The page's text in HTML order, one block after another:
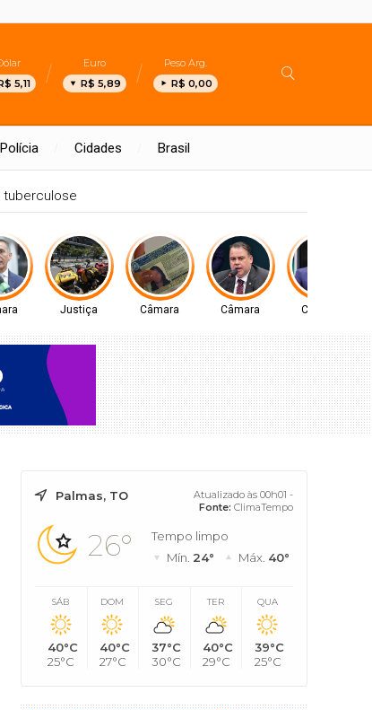
5,11
Euro
R$ 5,89
Peso Arg.
R$ 0,00
Polícia Cidades Brasil
tuberculose
Justiça Câmara Câmara Câmara
Palmas, TO
Atualizado às 00h01 -
Fonte: ClimaTempo
26°
Tempo limpo
Mín. 24° Máx. 40°
SÁB
40°C
25°C
DOM
40°C
27°C
SEG
37°C
30°C
TER
40°C
29°C
QUA
39°C
25°C